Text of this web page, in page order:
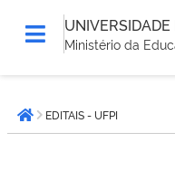
Ministério da
está
aqui:Página inicial
EDITAIS - UFPI